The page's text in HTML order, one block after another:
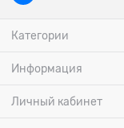
Категории
Информация
Личный кабинет